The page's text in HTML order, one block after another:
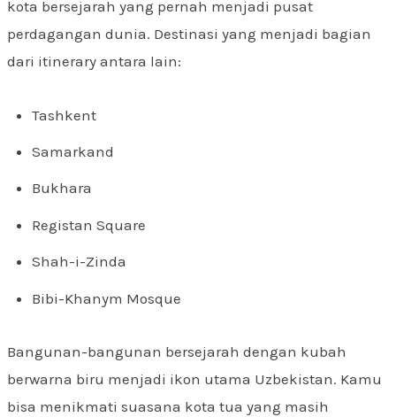
kota bersejarah yang pernah menjadi pusat
perdagangan dunia. Destinasi yang menjadi bagian
dari itinerary antara lain:
Tashkent
Samarkand
Bukhara
Registan Square
Shah-i-Zinda
Bibi-Khanym Mosque
Bangunan-bangunan bersejarah dengan kubah
berwarna biru menjadi ikon utama Uzbekistan. Kamu
bisa menikmati suasana kota tua yang masih